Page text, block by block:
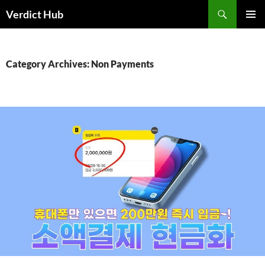
toVerdict Hub
Category Archives: Non Payments